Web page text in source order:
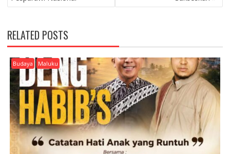
N
V
I
G
A
T
O
N
RELATED POSTS
Budaya Maluku